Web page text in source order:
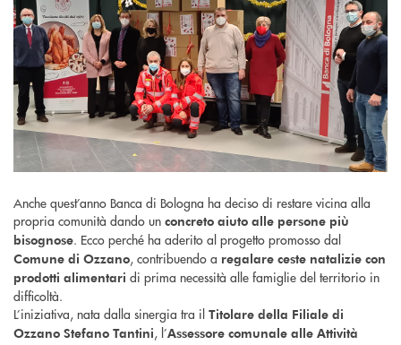
Anche quest’anno Banca di Bologna ha deciso di restare vicina alla
propria comunità dando un concreto aiuto alle persone più
bisognose. Ecco perché ha aderito al progetto promosso dal
Comune di Ozzano, contribuendo a regalare ceste natalizie con
prodotti alimentari di prima necessità alle famiglie del territorio in
difficoltà.
L’iniziativa, nata dalla sinergia tra il Titolare della Filiale di
Ozzano Stefano Tantini, l’Assessore comunale alle Attività